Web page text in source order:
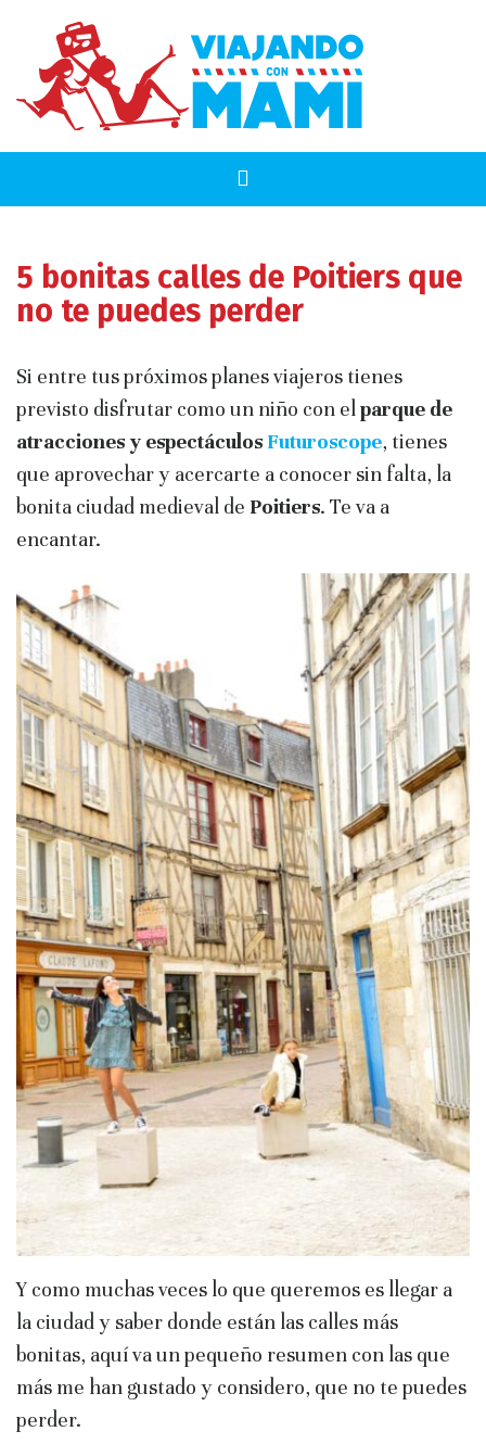
5 bonitas calles de Poitiers que
no te puedes perder
Si entre tus próximos planes viajeros tienes
previsto disfrutar como un niño con elparque de
atracciones y espectáculos Futuroscope, tienes
que aprovechar y acercarte a conocer sin falta, la
bonita ciudad medieval de Poitiers. Te va a
encantar.
Y como muchas veces lo que queremos es llegar a
la ciudad y saber donde están las calles más
bonitas, aquí va un pequeño resumen con las que
más me han gustado y considero, que no te puedes
perder.